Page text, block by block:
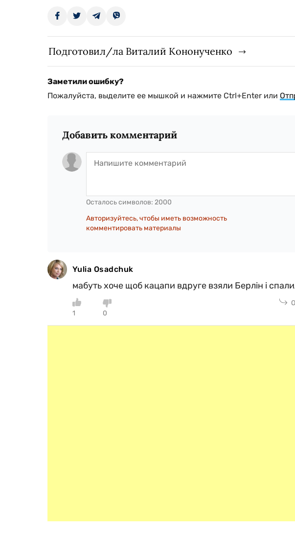
Подготовил/ла Виталий Кононученко
Заметили ошибку?
Пожалуйста, выделите ее мышкой и нажмите Ctrl+Enter или
Добавить комментарий
Осталось символов: 2000
Авторизуйтесь, чтобы иметь возможность
комментировать материалы
Yulia Osadchuk
мабуть хоче щоб кацапи вдруге взяли Берлін і
1 0